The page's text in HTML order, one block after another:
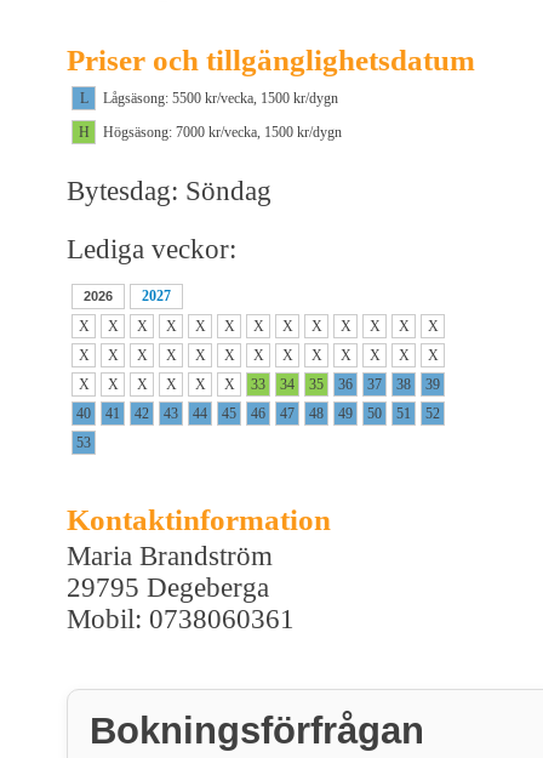
Priser och tillgänglighetsdatum
L
Lågsäsong: 5500 kr/vecka, 1500 kr/dygn
H
Högsäsong: 7000 kr/vecka, 1500 kr/dygn
Bytesdag: Söndag
Lediga veckor:
2026
2027
X
X X X X X X X X X X X
X
X
X X X X X X X X X X X
X
X
X X X X X 33 34 35 36 37 38
39
40
41 42 43 44 45 46 47 48 49 50 51
52
53
Kontaktinformation
Maria Brandström
29795 Degeberga
Mobil: 0738060361
Bokningsförfrågan